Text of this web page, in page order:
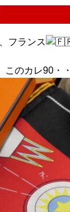
フランス
のカレ90・